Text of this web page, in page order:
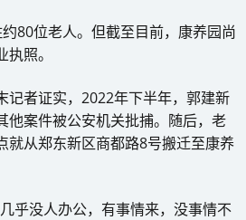
80位老人。但截至目前，康养园尚
照。
记者证实，2022年下半年，郭建新
他案件被公安机关批捕。随后，老
就从郑东新区商都路8号搬迁至康养
乎没人办公，有事情来，没事情不